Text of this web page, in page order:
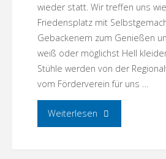
wieder statt. Wir treffen uns
Friedensplatz mit
Gebackenem zum Genießen
weiß oder möglichst Hell
Stühle werden von der
vom Förderverein für uns …
Weiterlesen "Picknick